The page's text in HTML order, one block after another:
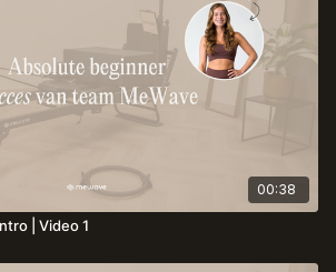
00:38
| Video 1